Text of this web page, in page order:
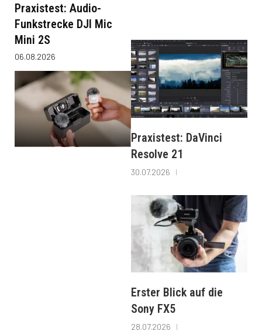
Praxistest: Audio-
Funkstrecke DJI Mic
Mini 2S
06.08.2026
Praxistest: DaVinci
Resolve 21
30.07.2026
Erster Blick auf die
Sony FX5
28.07.2026